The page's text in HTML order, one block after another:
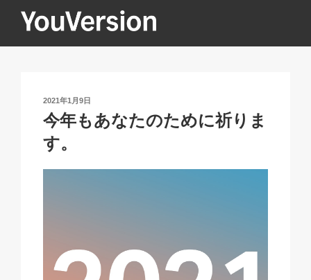
YOUVERSION
投
稿
日:
2021年1月9日
今年もあなたのために祈りま
す。